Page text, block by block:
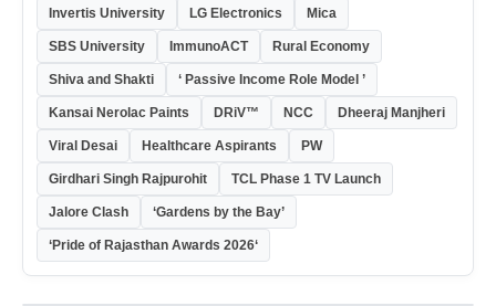
Invertis University LG Electronics Mica
SBS University ImmunoACT Rural Economy
Shiva and Shakti ‘ Passive Income Role Model ’
Kansai Nerolac Paints DRiV™ NCC Dheeraj Manjheri
Viral Desai Healthcare Aspirants PW
Girdhari Singh Rajpurohit TCL Phase 1 TV Launch
Jalore Clash ‘Gardens by the Bay’
‘Pride of Rajasthan Awards 2026‘